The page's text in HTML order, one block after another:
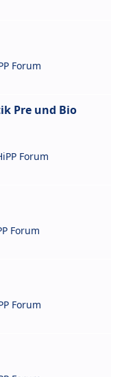
Forum
Pre und Bio
Forum
Forum
Forum